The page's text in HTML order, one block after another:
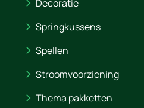
Decoratie
Springkussens
Spellen
Stroomvoorziening
Thema pakketten